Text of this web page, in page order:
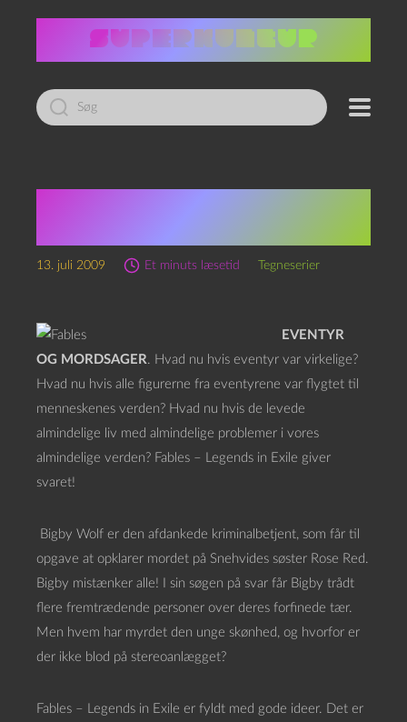
Led
efter:
13. juli 2009 Et minuts læsetid Tegneserier
EVENTYR
OG MORDSAGER. Hvad nu hvis eventyr var virkelige?
Hvad nu hvis alle figurerne fra eventyrene var flygtet til
menneskenes verden? Hvad nu hvis de levede
almindelige liv med almindelige problemer i vores
almindelige verden? Fables – Legends in Exile giver
svaret!
Bigby Wolf er den afdankede kriminalbetjent, som får til
opgave at opklarer mordet på Snehvides søster Rose Red.
Bigby mistænker alle! I sin søgen på svar får Bigby trådt
flere fremtrædende personer over deres forfinede tær.
Men hvem har myrdet den unge skønhed, og hvorfor er
der ikke blod på stereoanlægget?
Fables – Legends in Exile er fyldt med gode ideer. Det er